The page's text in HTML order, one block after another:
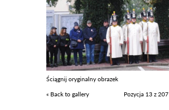
Ściągnij oryginalny obrazek
« Back to gallery
Pozycja 13 z 207